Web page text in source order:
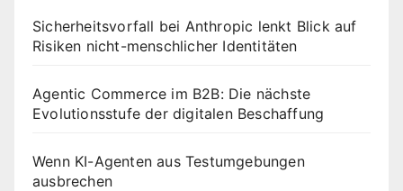
Sicherheitsvorfall bei Anthropic lenkt Blick auf
Risiken nicht-menschlicher Identitäten
Agentic Commerce im B2B: Die nächste
Evolutionsstufe der digitalen Beschaffung
Wenn KI-Agenten aus Testumgebungen
ausbrechen